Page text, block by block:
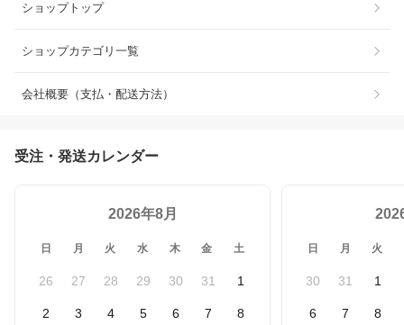
ショップトップ
ショップカテゴリ一覧
会社概要（支払・配送方法）
受注・発送カレンダー
2026年8月
日 月 火 水 木 金 土
26 27 28 29 30 31 1
2 3 4 5 6 7 8
日 月 火
30 31 1
6 7 8